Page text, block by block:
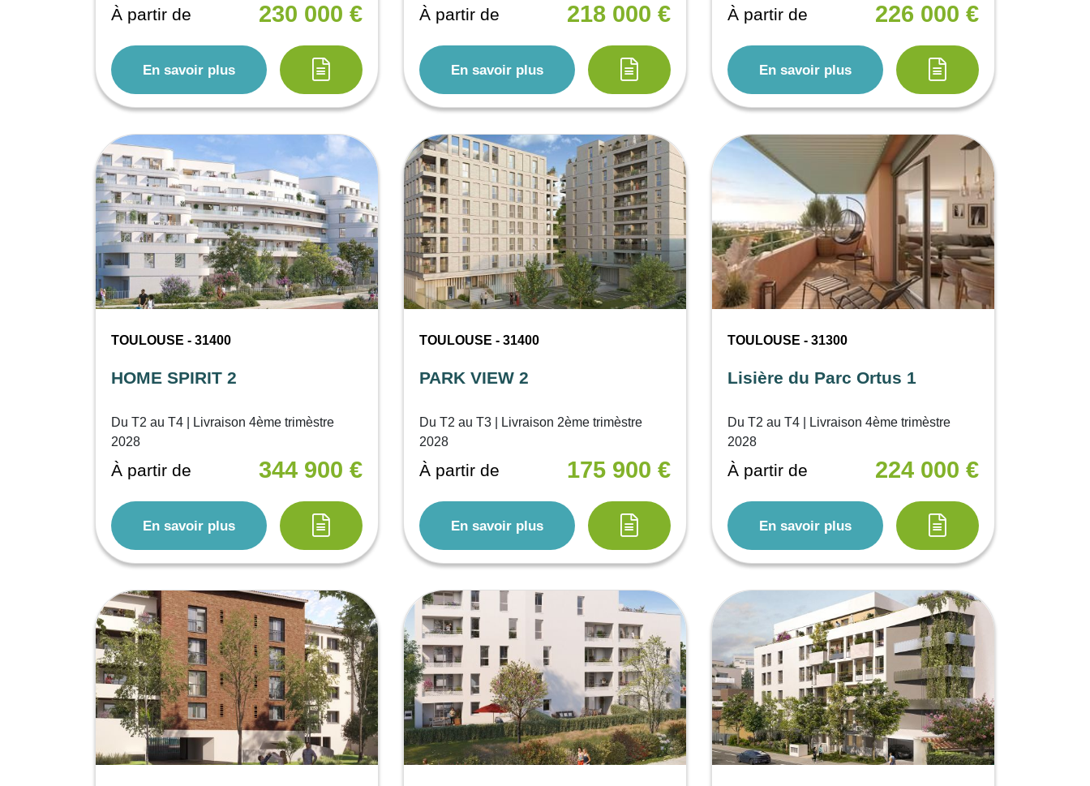
À partir de 230 000 €
En savoir plus
À partir de 218 000 €
En savoir plus
À partir de 226 000 €
En savoir plus
TOULOUSE - 31400
HOME SPIRIT 2
Du T2 au T4 | Livraison 4ème trimèstre
2028
À partir de 344 900 €
En savoir plus
TOULOUSE - 31400
PARK VIEW 2
Du T2 au T3 | Livraison 2ème trimèstre
2028
À partir de 175 900 €
En savoir plus
TOULOUSE - 31300
Lisière du Parc Ortus 1
Du T2 au T4 | Livraison 4ème trimèstre
2028
À partir de 224 000 €
En savoir plus